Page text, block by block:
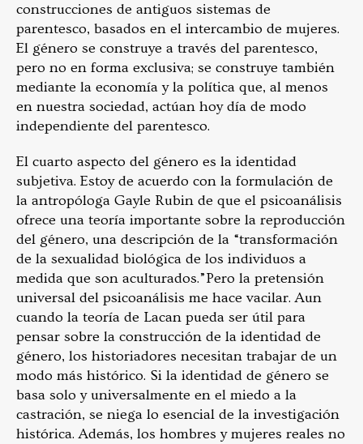
construcciones de antiguos sistemas de
parentesco, basados en el intercambio de mujeres.
El género se construye a través del parentesco,
pero no en forma exclusiva; se construye también
mediante la economía y la política que, al menos
en nuestra sociedad, actúan hoy día de modo
independiente del parentesco.
El cuarto aspecto del género es la identidad
subjetiva. Estoy de acuerdo con la formulación de
la antropóloga Gayle Rubin de que el psicoanálisis
ofrece una teoría importante sobre la reproducción
del género, una descripción de la “transformación
de la sexualidad biológica de los individuos a
medida que son aculturados.”Pero la pretensión
universal del psicoanálisis me hace vacilar. Aun
cuando la teoría de Lacan pueda ser útil para
pensar sobre la construcción de la identidad de
género, los historiadores necesitan trabajar de un
modo más histórico. Si la identidad de género se
basa solo y universalmente en el miedo a la
castración, se niega lo esencial de la investigación
histórica. Además, los hombres y mujeres reales no